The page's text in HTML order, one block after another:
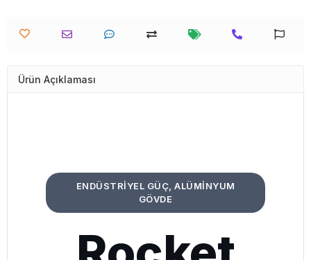
Ürün Açıklaması
ENDÜSTRİYEL GÜÇ, ALÜMİNYUM
GÖVDE